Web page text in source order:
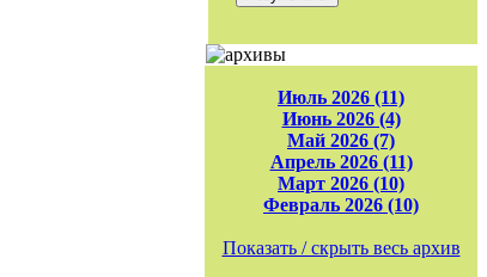
Июль 2026 (11)
Июнь 2026 (4)
Май 2026 (7)
Апрель 2026 (11)
Март 2026 (10)
Февраль 2026 (10)
Показать / скрыть весь архив